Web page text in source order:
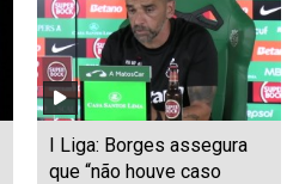
I Liga: Borges assegura
que “não houve caso